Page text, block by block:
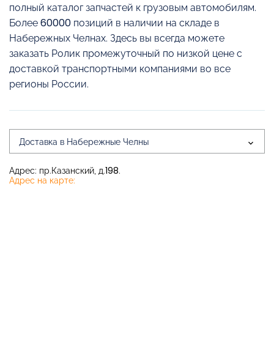
полный каталог запчастей к грузовым автомобилям.
Более 60000 позиций в наличии на складе в
Набережных Челнах. Здесь вы всегда можете
заказать Ролик промежуточный по низкой цене с
доставкой транспортными компаниями во все
регионы России.
Доставка в Набережные Челны
Адрес: пр.Казанский, д.198.
Адрес на карте: